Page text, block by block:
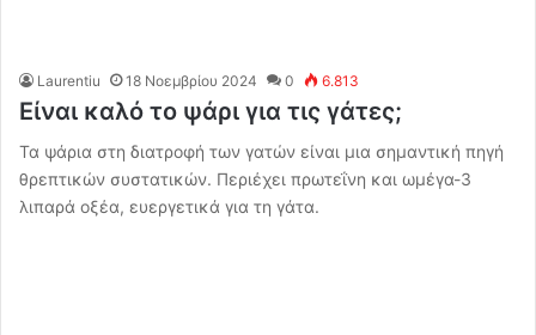
Laurentiu 18 Νοεμβρίου 2024 0 6.813
Είναι καλό το ψάρι για τις γάτες;
Τα ψάρια στη διατροφή των γατών είναι μια σημαντική πηγή
θρεπτικών συστατικών. Περιέχει πρωτεΐνη και ωμέγα-3
λιπαρά οξέα, ευεργετικά για τη γάτα.